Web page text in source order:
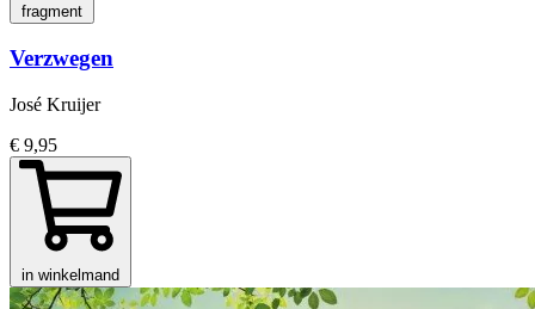
fragment
Verzwegen
José Kruijer
€ 9,95
in winkelmand